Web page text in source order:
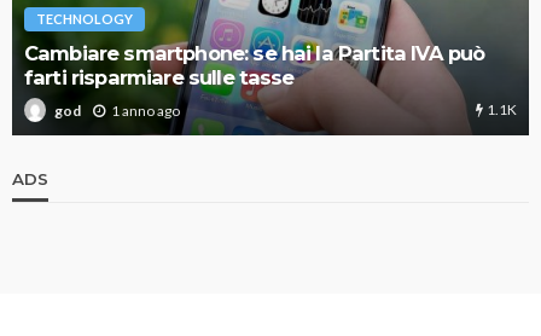
TECHNOLOGY
Cambiare smartphone: se hai la Partita IVA può
farti risparmiare sulle tasse
god 1 anno ago 1.1K
ADS